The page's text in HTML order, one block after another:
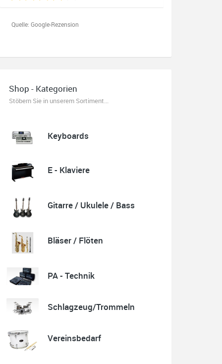
Quelle: Google-Rezension
Habe mir heute eine E-Gitarre und einen Amp gekauft.
Erstklassige Beratung vom Chef. Hier fühlt man sich
aufgehoben. Finger weg vom Internet. Kauft beim
Fachmann zu guten Konditionen. Es zahlt sich aus.
Quelle: Google-Rezension
Korrespondenz, Kommunikation und Verkauf top.
Abholung der Ware reibungslos.
Sehr zu empfehlen....
auch nah!
Shop - Kategorien
Stöbern Sie in unserem Sortiment...
Keyboards
E - Klaviere
Gitarre / Ukulele / Bass
Bläser / Flöten
PA - Technik
Schlagzeug/Trommeln
Vereinsbedarf